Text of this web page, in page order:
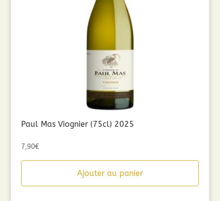
Paul Mas Viognier (75cl) 2025
7,90€
Ajouter au panier